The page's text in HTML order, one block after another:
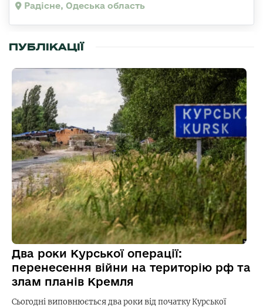
Радісне, Одеська область
ПУБЛІКАЦІЇ
Два роки Курської операції:
перенесення війни на територію рф та
злам планів Кремля
Сьогодні виповнюється два роки від початку Курської